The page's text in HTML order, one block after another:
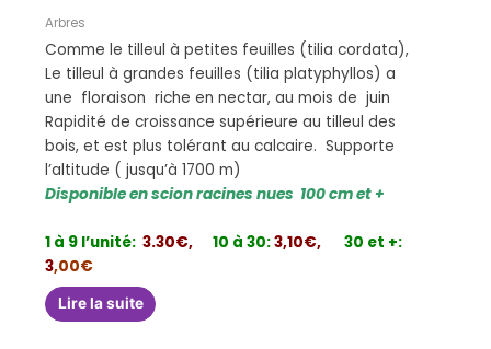
Arbres
Comme le tilleul à petites feuilles (tilia cordata),
Le tilleul à grandes feuilles (tilia platyphyllos) a
une floraison riche en nectar, au mois de juin
Rapidité de croissance supérieure au tilleul des
bois, et est plus tolérant au calcaire. Supporte
l’altitude ( jusqu’à 1700 m)
Disponible en scion racines nues 100 cm et +
1 à 9 l’unité: 3.30€, 10 à 30:3,10€,
30 et +:
3,00€
Lire la suite